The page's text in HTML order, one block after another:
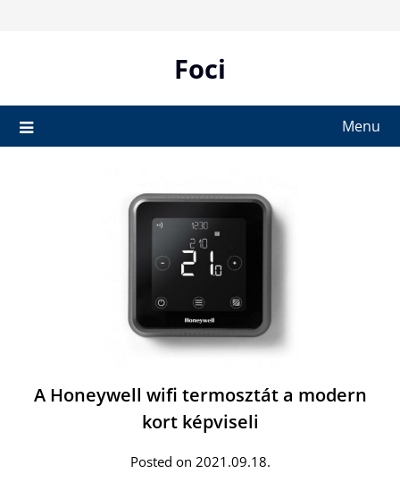
Foci
Menu
A Honeywell wifi termosztát a modern
kort képviseli
Posted on 2021.09.18.